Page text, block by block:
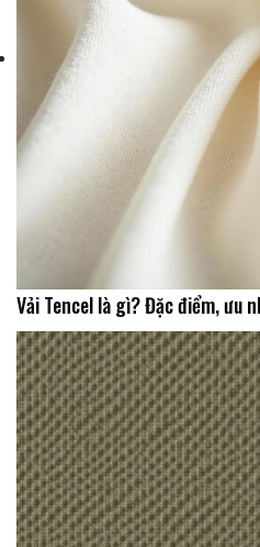
Vải Tencel là gì? Đặc điểm, ưu